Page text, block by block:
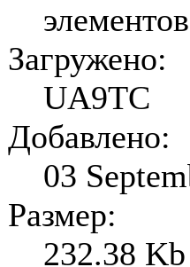
Загружено:
UA9TC
Добавлено:
03
Размер:
232.38 Kb